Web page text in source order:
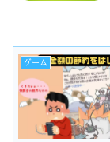
ゲーム